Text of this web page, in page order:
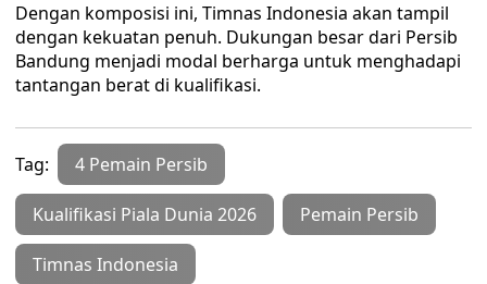
Dengan komposisi ini, Timnas Indonesia akan tampil
dengan kekuatan penuh. Dukungan besar dari Persib
Bandung menjadi modal berharga untuk menghadapi
tantangan berat di kualifikasi.
Tag: 4 Pemain Persib
Kualifikasi Piala Dunia 2026 Pemain Persib
Timnas Indonesia